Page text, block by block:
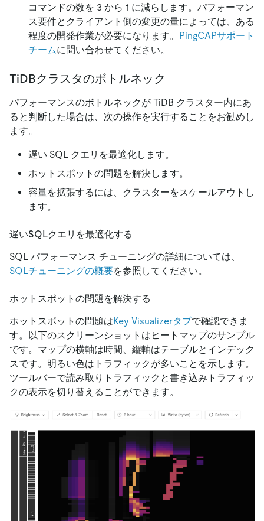
コマンドの数を 3 から 1 に減らします。パフォーマン
ス要件とクライアント側の変更の量によっては、ある
程度の開発作業が必要になります。
PingCAPサポート
チームに問い合わせてください。
TiDBクラスタのボトルネック
パフォーマンスのボトルネックが TiDB クラスター内にあ
ると判断した場合は、次の操作を実行することをお勧めし
ます。
遅い SQL クエリを最適化します。
ホットスポットの問題を解決します。
容量を拡張するには、クラスターをスケールアウトし
ます。
遅いSQLクエリを最適化する
SQL パフォーマンス チューニングの詳細については、
SQLチューニングの概要を参照してください。
ホットスポットの問題を解決する
ホットスポットの問題はKey Visualizerタブで確認できま
す。以下のスクリーンショットはヒートマップのサンプル
です。マップの横軸は時間、縦軸はテーブルとインデック
スです。明るい色はトラフィックが多いことを示します。
ツールバーで読み取りトラフィックと書き込みトラフィッ
クの表示を切り替えることができます。